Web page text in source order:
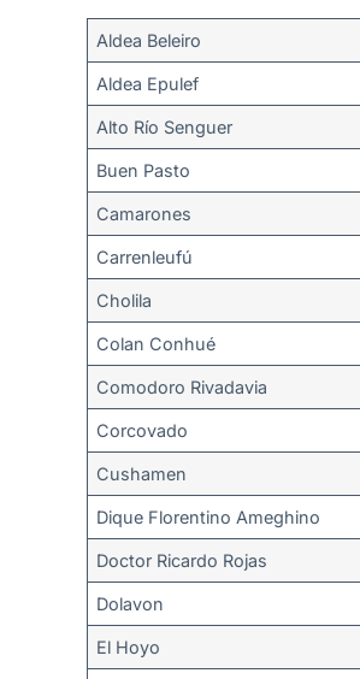
Aldea Beleiro
Aldea Epulef
Alto Río Senguer
Buen Pasto
Camarones
Carrenleufú
Cholila
Colan Conhué
Comodoro Rivadavia
Corcovado
Cushamen
Dique Florentino Ameghino
Doctor Ricardo Rojas
Dolavon
El Hoyo